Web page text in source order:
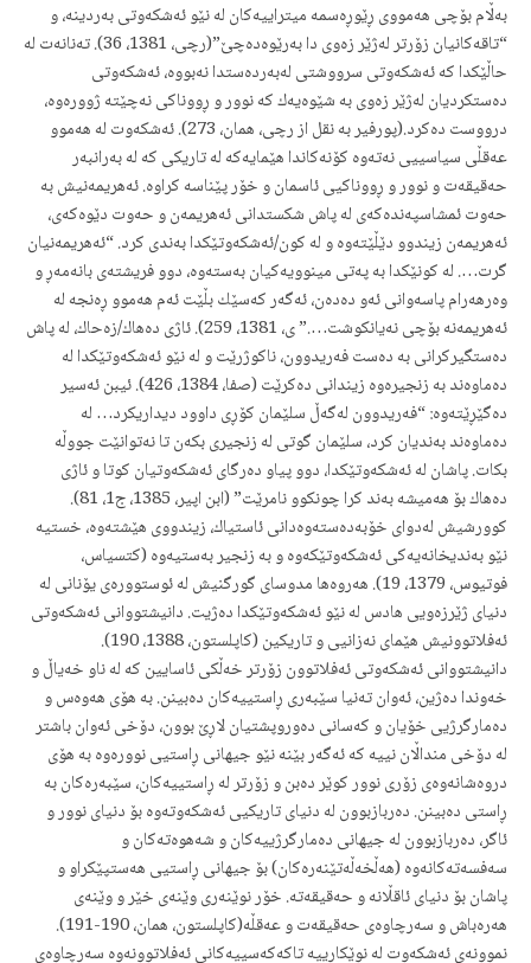
بەڵام بۆچی هەمووی ڕێوڕەسمە میتراییەكان لە نێو ئەشكەوتی بەردینە، و
“تاقەكانیان زۆرتر لەژێر زەوی دا بەرێوەدەچێ”(رچی، 1381، 36). تەنانەت لە
حاڵێكدا كە ئەشكەوتی سرووشتی لەبەردەستدا نەبووە، ئەشكەوتی
دەستكردیان لەژێر زەوی بە شێوەیەك كە نوور و ڕووناكی نەچێتە ژوورەوە،
درووست دەكرد.(پورفیر به نقل از رچی، همان، 273). ئەشكەوت لە هەموو
عەقڵی‌ سیاسییی نەتەوە كۆنەكاندا هێمایەكە لە تاریكی‌ كە لە بەرانبەر
حەقیقەت و نوور و ڕووناكیی ئاسمان و خۆر پێناسە كراوە. ئەهریمەنیش بە
حەوت ئمشاسپەندەكەی لە پاش شكستدانی ئەهریمەن و حەوت دێوەكەی،
ئەهریمەن زیندوو دێڵێتەوە و لە كون/ئەشكەوتێكدا بەندی كرد. “ئەهریمەنیان
گرت…. لە كونێكدا بە پەتی مینوویەكیان بەستەوە، دوو فریشتەی بانەمەڕ و
وەرهەرام پاسەوانی ئەو دەدەن، ئەگەر كەسێك بڵێت ئەم هەموو ڕەنجە لە
ئەهریمەنە بۆچی نەیانكوشت….” ی، 1381، 259). ئاژی دەهاك/زەحاك، لە پاش
دەستگیركرانی بە دەست فەریدوون، ناكوژرێت و لە نێو ئەشكەوتێكدا لە
دەماوەند بە زنجیرەوە زیندانی دەكرێت (صفا، 1384، 426). ئیبن ئەسیر
دەگێڕێتەوە: “فەریدوون لەگەڵ سلێمان كۆڕی داوود دیداریكرد… لە
دەماوەند بەندیان كرد، سلێمان گوتی لە زنجیری بكەن تا نەتوانێت جووڵە
بكات. پاشان لە ئەشكەوتێكدا، دوو پیاو دەرگای ئەشكەوتیان كوتا و ئاژی
دەهاك بۆ هەمیشە بەند كرا چونكوو نامرێت” (ابن اپیر، 1385، ج1، 81).
كوورشیش لەدوای خۆبەدەستەوەدانی ئاستیاك، زیندووی هێشتەوە، خستیە
نێو بەندیخانەیەكی ئەشكەوتێكەوە و بە زنجیر بەستیەوە (كتسیاس،
فوتیوس، 1379، 19). هەروەها مدوسای گورگنیش لە ئوستوورەی یۆنانی لە
دنیای ژێرزەویی هادس لە نێو ئەشكەوتێكدا دەژیت. دانیشتووانی ئەشكەوتی
ئەفلاتوونیش هێمای نەزانیی و تاریكین (كاپلستون، 1388، 190).
دانیشتووانی ئەشكەوتی ئەفلاتوون زۆرتر خەڵكی ئاسایین كە لە ناو خەیاڵ و
خەوندا دەژین، ئەوان تەنیا سێبەری ڕاستییەكان دەبینن. بە هۆی هەوەس و
دەمارگرژیی خۆیان و كەسانی دەوروپشتیان لاڕێ بوون، دۆخی ئەوان باشتر
لە دۆخی منداڵان نییه كە ئەگەر بێنە نێو جیهانی ڕاستیی نوورەوە بە هۆی
دروەشانەوەی زۆری نوور كوێر دەبن و زۆرتر لە ڕاستییەكان، سێبەرەكان بە
ڕاستی دەبینن. دەربازبوون لە دنیای تاریكیی ئەشكەوتەوە بۆ دنیای نوور و
ئاگر، دەربازبوون لە جیهانی دەمارگرژییەكان و شەهوەتەكان و
سەفسەتەكانەوه (هەڵخەڵەتێنەرەكان)‌ بۆ جیهانی ڕاستیی هەستپێكراو و
پاشان بۆ دنیای ئاقڵانە و حەقیقەتە. خۆر نوێنەری وێنەی خێر و وێنەی
هەرەباش و سەرچاوەی حەقیقەت و عەقڵە(كاپلستون، همان، 190-191).
نموونەی ئەشكەوت لە نوێكارییە تاكەكەسییەكانی ئەفلاتوونەوە سەرچاوەی